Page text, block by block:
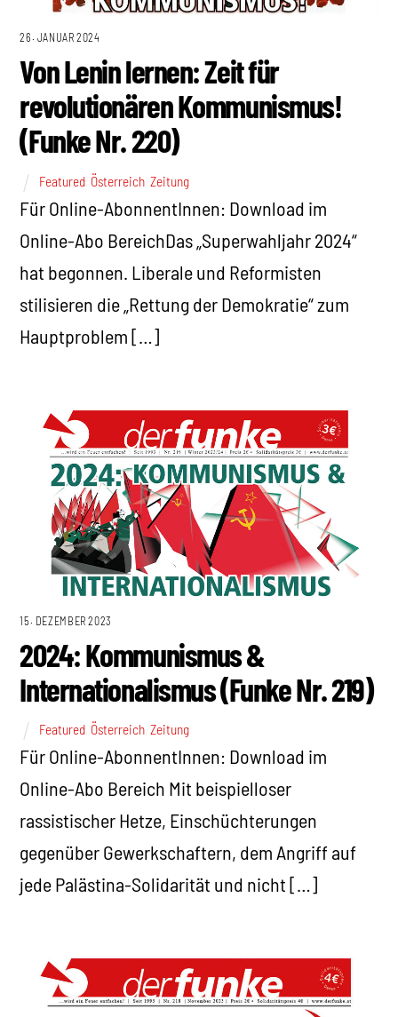
26. JANUAR 2024
Von Lenin lernen: Zeit für
revolutionären Kommunismus!
(Funke Nr. 220)
Featured Österreich ,Zeitung
Für Online-AbonnentInnen: Download im
Online-Abo BereichDas „Superwahljahr 2024“
hat begonnen. Liberale und Reformisten
stilisieren die „Rettung der Demokratie“ zum
Hauptproblem […]
15. DEZEMBER 2023
2024: Kommunismus &
Internationalismus (Funke Nr. 219)
Featured Österreich ,Zeitung
Für Online-AbonnentInnen: Download im
Online-Abo Bereich Mit beispielloser
rassistischer Hetze, Einschüchterungen
gegenüber Gewerkschaftern, dem Angriff auf
jede Palästina-Solidarität und nicht […]